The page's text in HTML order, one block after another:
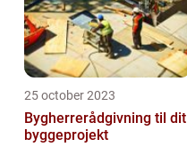
25 october 2023
Bygherrerådgivning til dit
byggeprojekt